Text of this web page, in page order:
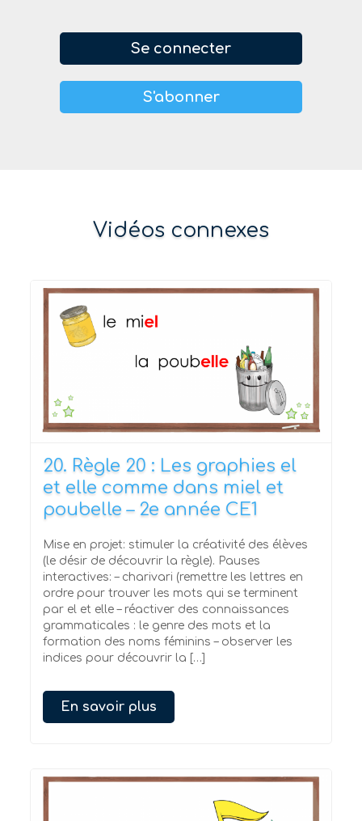
Se connecter
S'abonner
Vidéos connexes
20. Règle 20 : Les graphies el
et elle comme dans miel et
poubelle – 2e année CE1
Mise en projet: stimuler la créativité des élèves
(le désir de découvrir la règle). Pauses
interactives: – charivari (remettre les lettres en
ordre pour trouver les mots qui se terminent
par el et elle – réactiver des connaissances
grammaticales : le genre des mots et la
formation des noms féminins – observer les
indices pour découvrir la […]
En savoir plus